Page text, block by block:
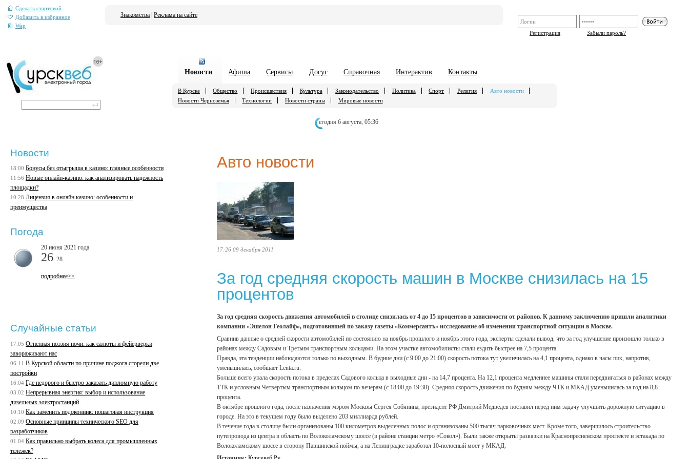
Сделать стартовой
Добавить в избранное
Wap
Регистрация
Забыли пароль?
Знакомства Реклама на сайте
Новости Афиша Сервисы Досуг Справочная Интерактив Контакты
В Курске Общество Происшествия Культура Законодательство Политика Спорт Религия
Авто новости
Новости Черноземья
Технологии Новости страны Мировые новости
егодня 6 августа, 05:36
Авто новости
17:26 09 декабря 2011
За год средняя скорость машин в Москве снизилась на 15
процентов
За год средняя скорость движения автомобилей в столице снизилась от 4 до 15 процентов в зависимости от районов. К данному заключению пришли аналитики
компании «Эшелон Геолайф», подготовившей по заказу газеты «Коммерсантъ» исследование об изменении транспортной ситуации в Москве.
Сравнив данные о средней скорости автомобилей по состоянию на ноябрь прошлого и ноябрь этого года, эксперты сделали вывод, что за год улучшение произошло только в
районах между Садовым и Третьим транспортным кольцами. На этом участке автомобилисты стали ездить быстрее на 7,5 процента.
Правда, эта тенденции наблюдаются только по выходным. В будние дни (с 9:00 до 21:00) скорость потока тут увеличилась на 4,1 процента, однако в часы пик, напротив,
уменьшилась, сообщает Lenta.ru.
Больше всего упала скорость потока в пределах Садового кольца в выходные дни - на 14,7 процента. На 12,1 процента медленнее машины стали передвигаться в районах между
ТТК и условным Четвертым транспортным кольцом по вечерам (с 18:00 до 19:30). Средняя скорость движения по будням между ЧТК и МКАД уменьшилась за год на 8,8
процента.
В октябре прошлого года, после назначения мэром Москвы Сергея Собянина, президент РФ Дмитрий Медведев поставил перед ним задачу улучшить дорожную ситуацию в
городе. На это в текущем году было выделено 203 миллиарда рублей.
В течение года в столице были организованы 100 километров выделенных полос и организованы 500 тысяч парковочных мест. Кроме того, завершилось строительство
путепровода из центра в область по Волоколамскому шоссе (в районе станции метро «Сокол»). Были также открыты развязки на Краснопресненском проспекте и эстакада по
Волоколамскому шоссе в сторону Павшинской поймы, а на Ленинградке заработал 10-полосный мост у МКАД.
Новости
18:00 Бонусы без отыгрыша в казино: главные особенности
11:56 Новые онлайн-казино: как анализировать надежность
площадки?
10:28 Лицензия в онлайн казино: особенности и
преимущества
Погода
20 июня 2021 года
26 ..28
подробнее>>
Случайные статьи
17.05 Огненная поэзия ночи: как салюты и фейерверки
завораживают нас
06.11 В Курской области по причине поджога сгорели две
постройки
16.04 Где недорого и быстро заказать дипломную работу
03.02 Непрерывная энергия: выбор и использование
дизельных электростанций
10.10 Как заменить подоконник: пошаговая инструкция
02.09 Основные принципы технического SEO для
разработчиков
01.04 Как правильно выбрать колеса для промышленных
тележек?